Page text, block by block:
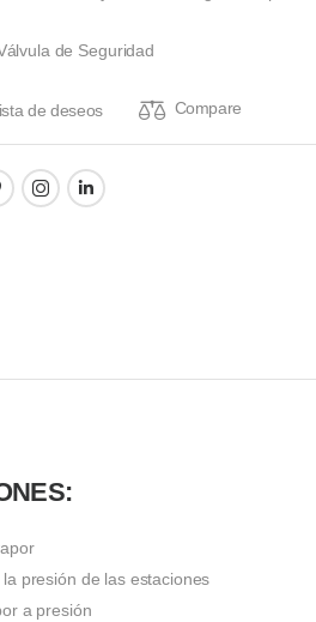
de Seguridad
de deseos Compare
presión de las estaciones
a presión